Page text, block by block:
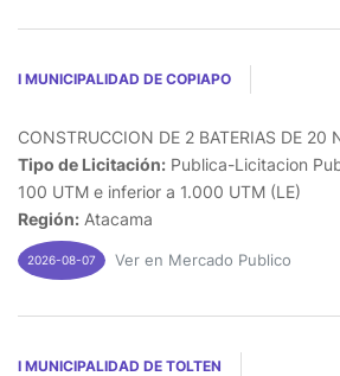
I MUNICIPALIDAD DE COPIAPO
CONSTRUCCION DE 2 BATERIAS DE 20
Tipo de Licitación: Publica-Licitacion
100 UTM e inferior a 1.000 UTM (LE)
Región: Atacama
2026-08-07 Ver en Mercado Publico
I MUNICIPALIDAD DE TOLTEN